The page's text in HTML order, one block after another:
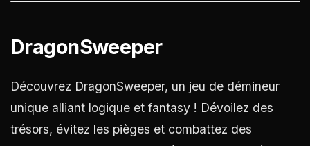
DragonSweeper
Découvrez DragonSweeper, un jeu de démineur
unique alliant logique et fantasy ! Dévoilez des
trésors, évitez les pièges et combattez des